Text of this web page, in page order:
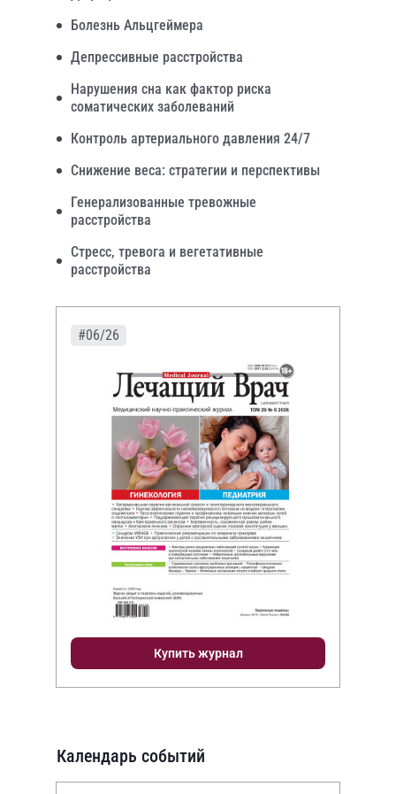
Болезнь Альцгеймера
Депрессивные расстройства
Нарушения сна как фактор риска
соматических заболеваний
Контроль артериального давления 24/7
Снижение веса: стратегии и перспективы
Генерализованные тревожные
расстройства
Стресс, тревога и вегетативные
расстройства
#06/26
Купить журнал
Календарь событий